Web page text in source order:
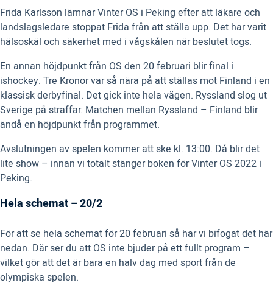
Frida Karlsson lämnar Vinter OS i Peking efter att läkare och
landslagsledare stoppat Frida från att ställa upp. Det har varit
hälsoskäl och säkerhet med i vågskålen när beslutet togs.
En annan höjdpunkt från OS den 20 februari blir final i
ishockey. Tre Kronor var så nära på att ställas mot Finland i en
klassisk derbyfinal. Det gick inte hela vägen. Ryssland slog ut
Sverige på straffar. Matchen mellan Ryssland – Finland blir
ändå en höjdpunkt från programmet.
Avslutningen av spelen kommer att ske kl. 13:00. Då blir det
lite show – innan vi totalt stänger boken för Vinter OS 2022 i
Peking.
Hela schemat – 20/2
För att se hela schemat för 20 februari så har vi bifogat det här
nedan. Där ser du att OS inte bjuder på ett fullt program –
vilket gör att det är bara en halv dag med sport från de
olympiska spelen.